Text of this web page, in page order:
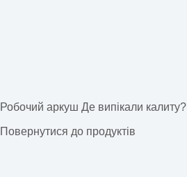
Робочий аркуш Де випікали калиту?
Повернутися до продуктів